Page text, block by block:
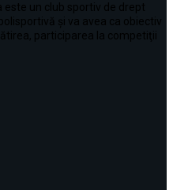
este un club sportiv de drept
și va avea ca obiectiv
participarea la competiţii